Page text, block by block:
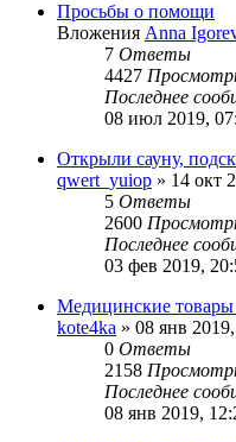
Просьбы о помощи
Вложения Anna
7 Ответы
4427
Последнее
08 июл 2019,
Открыли сауну,
qwert_yuiop » 14 окт
5 Ответы
2600
Последнее
03 фев 2019,
Медицинские
kote4ka » 08 янв
0 Ответы
2158
Последнее
08 янв 2019,